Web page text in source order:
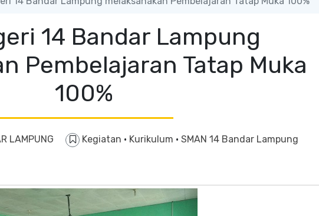
14 Bandar Lampung
Pembelajaran Tatap Muka
100%
LAMPUNG Kegiatan · Kurikulum · SMAN 14 Bandar Lampung